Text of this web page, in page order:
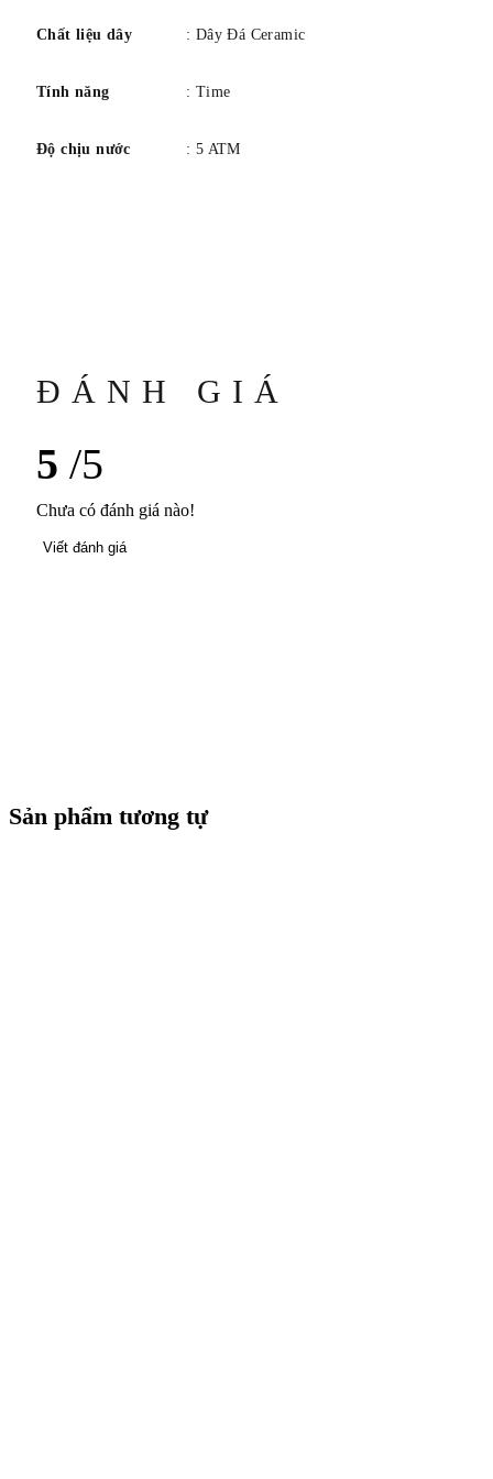
tính. Màu dây đeo: Đen. Khóa gập 3 lần, Titan.
Chất liệu dây : Dây Đá Ceramic
Tính năng : Time
Độ chịu nước : 5 ATM
ĐÁNH GIÁ
5 /5
Chưa có đánh giá nào!
Viết đánh giá
Sản phẩm tương tự